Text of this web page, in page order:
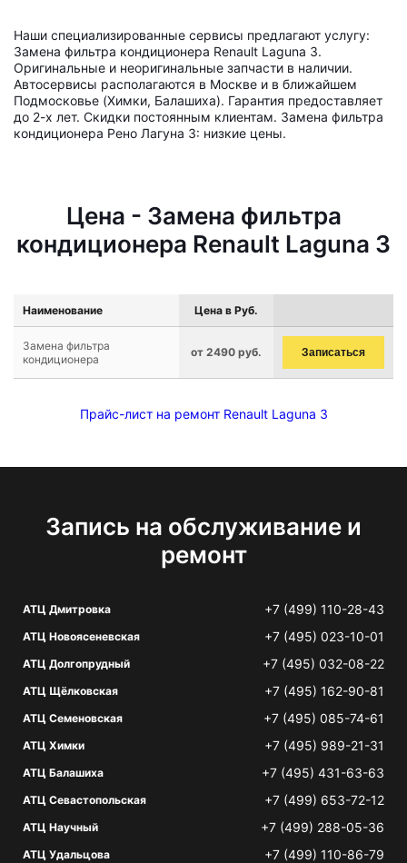
Наши специализированные сервисы предлагают услугу:
Замена фильтра кондиционера Renault Laguna 3.
Оригинальные и неоригинальные запчасти в наличии.
Автосервисы располагаются в Москве и в ближайшем
Подмосковье (Химки, Балашиха). Гарантия предоставляет
до 2-х лет. Скидки постоянным клиентам. Замена фильтра
кондиционера Рено Лагуна 3: низкие цены.
Цена - Замена фильтра
кондиционера Renault Laguna 3
Наименование Цена в Руб.
Замена фильтра
кондиционера
от 2490 руб. Записаться
Прайс-лист на ремонт Renault Laguna 3
Запись на обслуживание и
ремонт
АТЦ Дмитровка +7 (499) 110-28-43
АТЦ Новоясеневская +7 (495) 023-10-01
АТЦ Долгопрудный +7 (495) 032-08-22
АТЦ Щёлковская +7 (495) 162-90-81
АТЦ Семеновская +7 (495) 085-74-61
АТЦ Химки +7 (495) 989-21-31
АТЦ Балашиха +7 (495) 431-63-63
АТЦ Севастопольская +7 (499) 653-72-12
АТЦ Научный +7 (499) 288-05-36
АТЦ Удальцова +7 (499) 110-86-79